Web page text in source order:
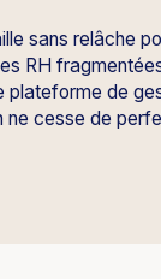
sans relâche
RH
plateforme de
ne cesse de